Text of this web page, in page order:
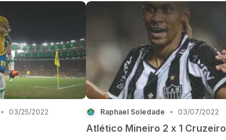
de uma bela
para achar
o placar. Parec...
marcação do Thiago Silva, o
empatou a partida. O Neymar ainda
chegou a marcar mais dois gols de
e o Coutinho a...
• 03/25/2022 Raphael Soledade • 03/07/2022
Atlético Mineiro 2 x 1 Cruzeiro